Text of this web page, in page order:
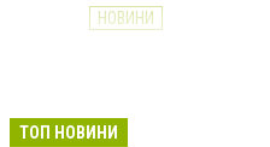
НОВИНИ
Донецькоблгаз
ТОП НОВИНИ